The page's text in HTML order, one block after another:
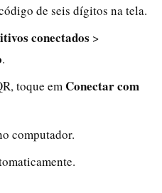
de seis dígitos na tela.
conectados >
.
toque em Conectar com
computador.